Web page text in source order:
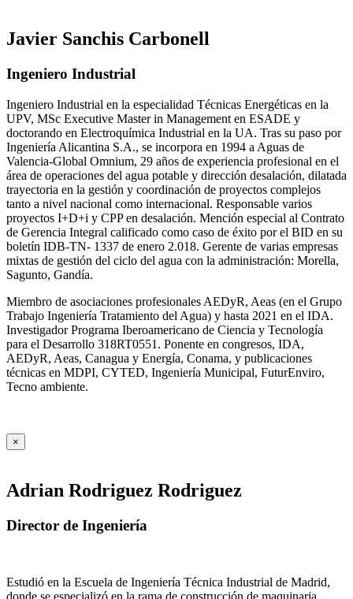
Javier Sanchis Carbonell
Ingeniero Industrial
Ingeniero Industrial en la especialidad Técnicas Energéticas en la
UPV, MSc Executive Master in Management en ESADE y
doctorando en Electroquímica Industrial en la UA. Tras su paso por
Ingeniería Alicantina S.A., se incorpora en 1994 a Aguas de
Valencia-Global Omnium, 29 años de experiencia profesional en el
área de operaciones del agua potable y dirección desalación, dilatada
trayectoria en la gestión y coordinación de proyectos complejos
tanto a nivel nacional como internacional. Responsable varios
proyectos I+D+i y CPP en desalación. Mención especial al Contrato
de Gerencia Integral calificado como caso de éxito por el BID en su
boletín IDB-TN- 1337 de enero 2.018. Gerente de varias empresas
mixtas de gestión del ciclo del agua con la administración: Morella,
Sagunto, Gandía.
Miembro de asociaciones profesionales AEDyR, Aeas (en el Grupo
Trabajo Ingeniería Tratamiento del Agua) y hasta 2021 en el IDA.
Investigador Programa Iberoamericano de Ciencia y Tecnología
para el Desarrollo 318RT0551. Ponente en congresos, IDA,
AEDyR, Aeas, Canagua y Energía, Conama, y publicaciones
técnicas en MDPI, CYTED, Ingeniería Municipal, FuturEnviro,
Tecno ambiente.
×
Adrian Rodriguez Rodriguez
Director de Ingeniería
Estudió en la Escuela de Ingeniería Técnica Industrial de Madrid,